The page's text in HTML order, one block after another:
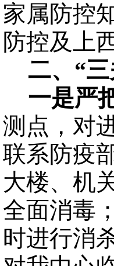
家属防控
防控及上
二、 “
一是严
测点，对
联系防疫
大楼、机
全面消毒
时进行消